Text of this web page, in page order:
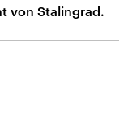
von Stalingrad.